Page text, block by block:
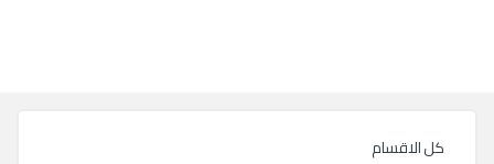
كل الاقسام